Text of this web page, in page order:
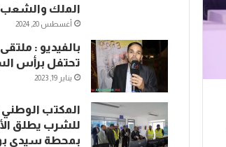
الملك والشعب
أغسطس 20, 2024
بالفيديو :
تحتفل برأس
يناير 19, 2023
المكتب الوطني
للشرب يطلق
بمحطة سيدي